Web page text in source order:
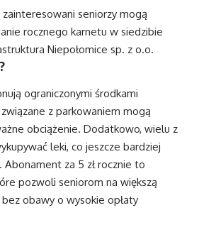
seniorzy mogą
rocznego karnetu w siedzibie
Niepołomice sp. z o.o.
ograniczonymi środkami
z parkowaniem mogą
obciążenie. Dodatkowo, wielu z
leki, co jeszcze bardziej
za 5 zł rocznie to
pozwoli seniorom na większą
obawy o wysokie opłaty